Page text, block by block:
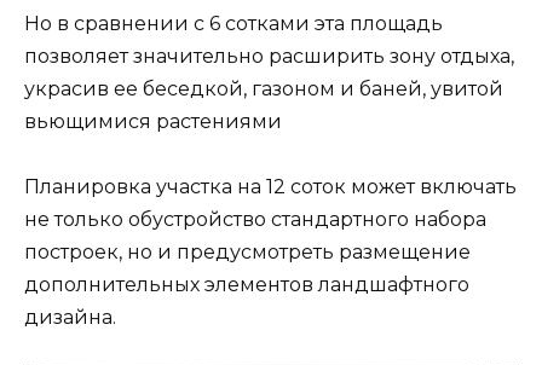
Но в сравнении с 6 сотками эта площадь
позволяет значительно расширить зону отдыха,
украсив ее беседкой, газоном и баней, увитой
вьющимися растениями
Планировка участка на 12 соток может включать
не только обустройство стандартного набора
построек, но и предусмотреть размещение
дополнительных элементов ландшафтного
дизайна.